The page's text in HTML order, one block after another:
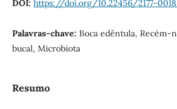
DOI: https://doi.org/10.22456/2177-
Palavras-chave: Boca edêntula, Recém-
bucal, Microbiota
Resumo